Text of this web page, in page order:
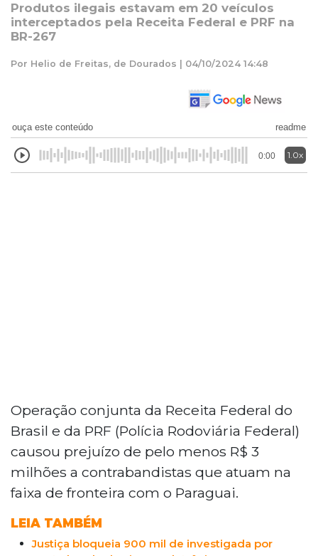
Produtos ilegais estavam em 20 veículos
interceptados pela Receita Federal e PRF na
BR-267
Por Helio de Freitas, de Dourados | 04/10/2024 14:48
ouça este conteúdo readme
0:00 1.0x
Operação conjunta da Receita Federal do
Brasil e da PRF (Polícia Rodoviária Federal)
causou prejuízo de pelo menos R$ 3
milhões a contrabandistas que atuam na
faixa de fronteira com o Paraguai.
LEIA TAMBÉM
Justiça bloqueia 900 mil de investigada por